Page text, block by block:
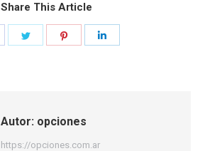
Share This Article
Autor: opciones
https://opciones.com.ar